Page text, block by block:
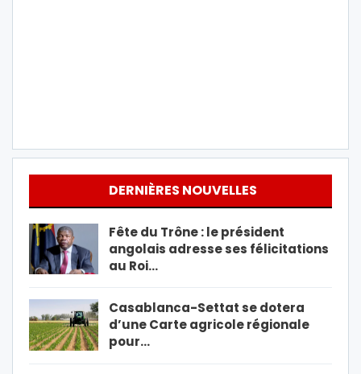
DERNIÈRES NOUVELLES
Fête du Trône : le président
angolais adresse ses félicitations
au Roi…
Casablanca-Settat se dotera
d’une Carte agricole régionale
pour…